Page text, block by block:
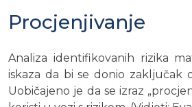
Procjenjivanje
Analiza identifikovanih rizika
iskaza da bi se donio zaključak
Uobičajeno je da se izraz